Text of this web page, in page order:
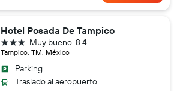
Hotel Posada De Tampico
Tampico, TM, México
8.4
Muy bueno
3 estrellas
Parking
Traslado al aeropuerto